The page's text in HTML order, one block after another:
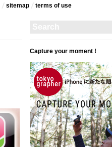
sitemap terms‎ of use
Capture your moment !